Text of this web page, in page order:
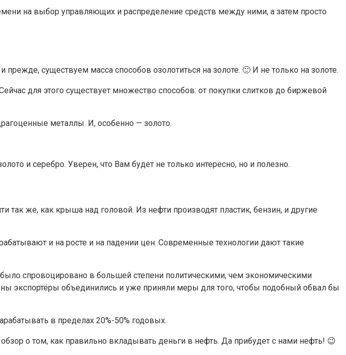
на выбор управляющих и распределение средств между ними, а затем просто
существуем масса способов озолотиться на золоте. 🙂 И не только на золоте.
для этого существует множество способов: от покупки слитков до биржевой
металлы. И, особенно — золото.
и серебро. Уверен, что Вам будет не только интересно, но и полезно.
же, как крыша над головой. Из нефти производят пластик, бензин, и другие
и на росте и на падении цен. Современные технологии дают такие
спровоцировано в большей степени политическими, чем экономическими
экспортёры объединились и уже приняли меры для того, чтобы подобный обвал бы
в пределах 20%-50% годовых.
о том, как правильно вкладывать деньги в нефть. Да прибудет с нами нефть! 😉